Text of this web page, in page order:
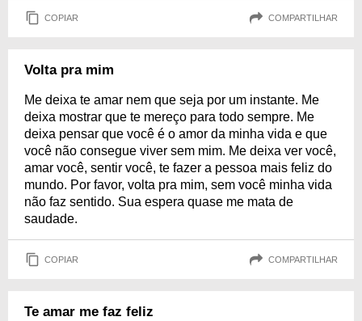
COPIAR COMPARTILHAR
Volta pra mim
Me deixa te amar nem que seja por um instante. Me
deixa mostrar que te mereço para todo sempre. Me
deixa pensar que você é o amor da minha vida e que
você não consegue viver sem mim. Me deixa ver você,
amar você, sentir você, te fazer a pessoa mais feliz do
mundo. Por favor, volta pra mim, sem você minha vida
não faz sentido. Sua espera quase me mata de
saudade.
COPIAR COMPARTILHAR
Te amar me faz feliz